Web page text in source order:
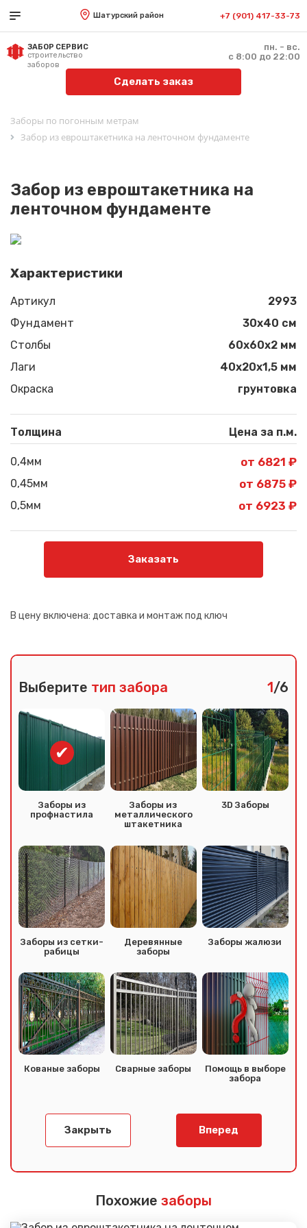
Шатурский район +7 (901) 417-33-73
ЗАБОР СЕРВИС
строительство
заборов
пн. - вс.
с 8:00 до 22:00
Сделать заказ
Заборы по погонным метрам
Забор из евроштакетника на ленточном фундаменте
Забор из евроштакетника на
ленточном фундаменте
Характеристики
Артикул
2993
Фундамент
30x40 см
Столбы
60х60х2 мм
Лаги
40х20х1,5 мм
Окраска
грунтовка
Толщина Цена за п.м.
0,4мм от 6821 ₽
0,45мм от 6875 ₽
0,5мм от 6923 ₽
Заказать
В цену включена: доставка и монтаж под ключ
Выберите тип забора 1/6
Заборы из
профнастила
Заборы из
металлического
штакетника
3D Заборы
Заборы из сетки-
рабицы
Деревянные
заборы
Заборы жалюзи
Кованые заборы Сварные заборы
Помощь в выборе
забора
Закрыть Вперед
Похожие заборы